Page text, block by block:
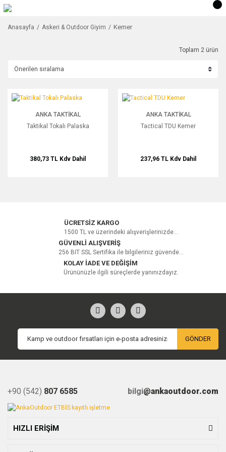
Anasayfa Askeri & Outdoor Giyim Kemer
Toplam 2 ürün
Taktikal Tokalı Palaska
ANKA TAKTIKAL
Taktikal Tokalı Palaska
380,73 TL Kdv Dahil
Tactical TDU Kemer
ANKA TAKTIKAL
Tactical TDU Kemer
237,96 TL Kdv Dahil
ÜCRETSİZ KARGO
1500 TL ve üzerindeki alışverişlerinizde...
GÜVENLİ ALIŞVERİŞ
256 BIT SSL Sertifika ile bilgileriniz güvende...
KOLAY İADE VE DEĞİŞİM
Ürününüzle ilgili süreçlerde yanınızdayız.
GÖNDER
+90 (542) 807 6585 bilgi@ankaoutdoor.com
HIZLI ERİŞİM